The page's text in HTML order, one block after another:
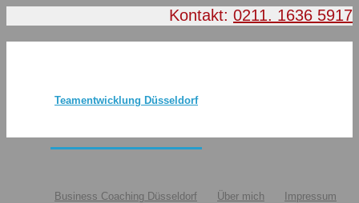
Kontakt: 0211. 1636 5917
Teamentwicklung Düsseldorf
Business Coaching Düsseldorf Über mich Impressum